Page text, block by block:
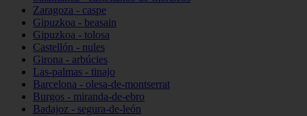
Zaragoza - caspe
Gipuzkoa - beasain
Gipuzkoa - tolosa
Castellón - nules
Girona - arbúcies
Las-palmas - tinajo
Barcelona - olesa-de-montserrat
Burgos - miranda-de-ebro
Badajoz - segura-de-león